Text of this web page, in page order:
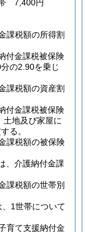
7,400円
課税額の所得割
付金課税被保険
の2.90を乗じ
課税額の資産割
付金課税被保険
地及び家屋に
る。
課税額の被保険
、介護納付金課
課税額の世帯別
1世帯について
育て支援納付金